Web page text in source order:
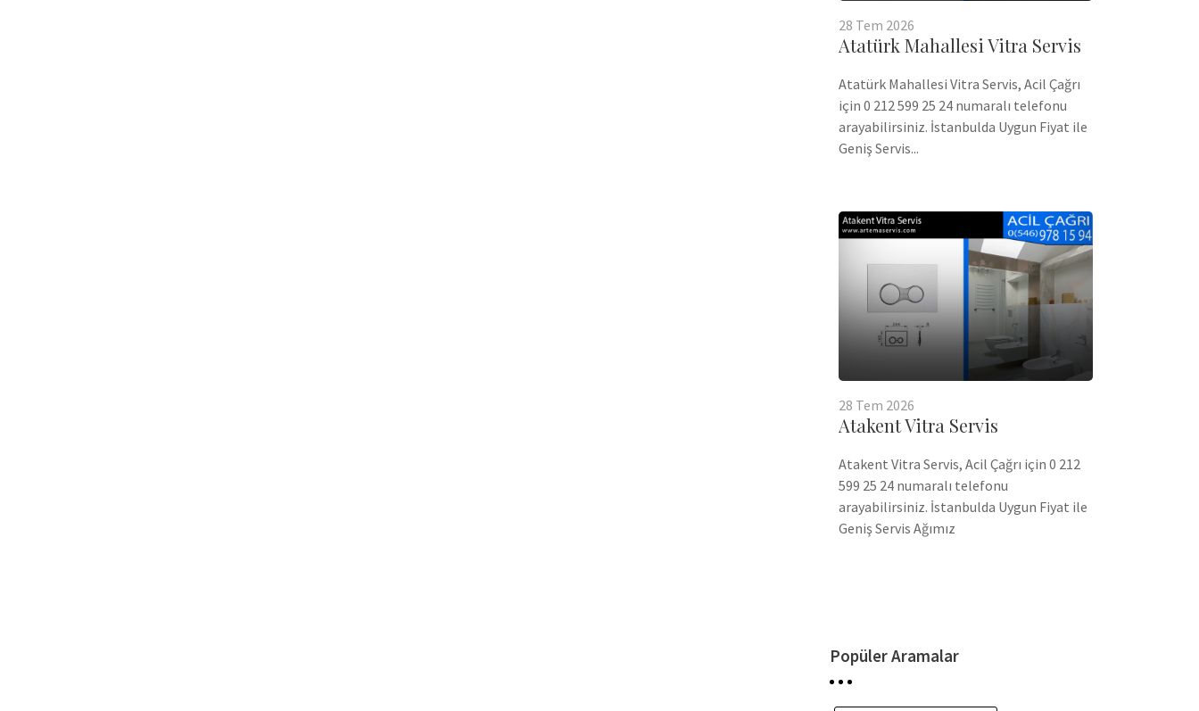
28 Tem 2026
Atatürk Mahallesi Vitra Servis
Atatürk Mahallesi Vitra Servis, Acil Çağrı
için 0 212 599 25 24 numaralı telefonu
arayabilirsiniz. İstanbulda Uygun Fiyat ile
Geniş Servis...
28 Tem 2026
Atakent Vitra Servis
Atakent Vitra Servis, Acil Çağrı için 0 212
599 25 24 numaralı telefonu
arayabilirsiniz. İstanbulda Uygun Fiyat ile
Geniş Servis Ağımız
Popüler Aramalar